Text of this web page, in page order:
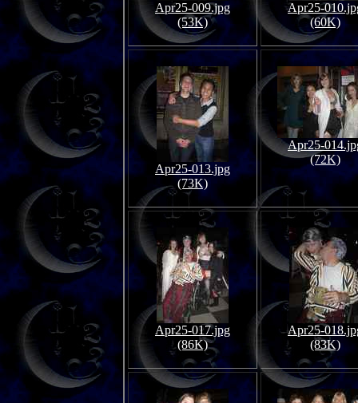
Apr25-009.jpg
(53K)
Apr25-
(60K)
Apr25-013.jpg
(73K)
Apr25-
(72K)
Apr25-017.jpg
(86K)
Apr25-
(83K)